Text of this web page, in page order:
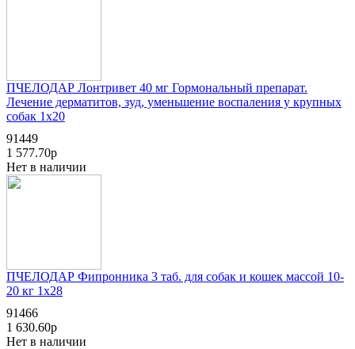
ПЧЕЛОДАР Лонтривет 40 мг Гормональный препарат.
Лечение дерматитов, зуд, уменьшение воспаления у крупных
собак 1x20
91449
1 577.70р
Нет в наличии
ПЧЕЛОДАР Фипронника 3 таб. для собак и кошек массой 10-
20 кг 1x28
91466
1 630.60р
Нет в наличии